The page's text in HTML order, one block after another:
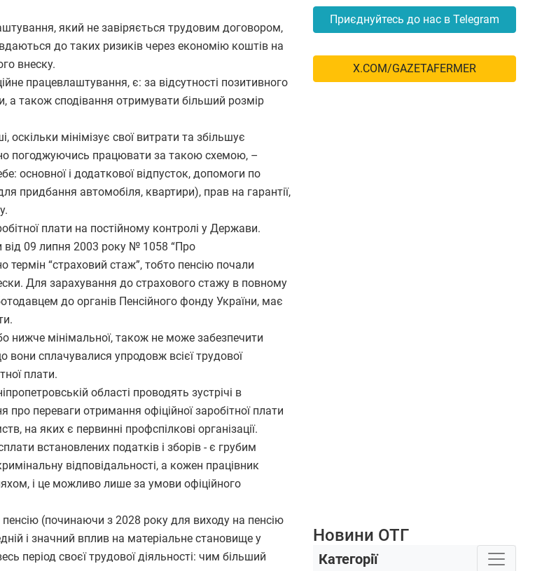
який не завіряється трудовим договором,
до таких ризиків через економію коштів на
внеску.
працевлаштування, є: за відсутності позитивного
а також сподівання отримувати більший розмір
мінімізує свої витрати та збільшує
погоджуючись працювати за такою схемою, –
основної і додаткової відпусток, допомоги по
придбання автомобіля, квартири), прав на гарантії,
плати на постійному контролі у Держави.
09 липня 2003 року № 1058 “Про
термін “страховий стаж”, тобто пенсію почали
Для зарахування до страхового стажу в повному
до органів Пенсійного фонду України, має
нижче мінімальної, також не може забезпечити
вони сплачувалися упродовж всієї трудової
плати.
області проводять зустрічі в
переваги отримання офіційної заробітної плати
на яких є первинні профспілкові організації.
встановлених податків i зборів - є грубим
відповідальності, а кожен працівник
і це можливо лише за умови офіційного
(починаючи з 2028 року для виходу на пенсію
і значний вплив на матеріальне становище у
період своєї трудової діяльності: чим більший
Приєднуйтесь до нас в Telegram
X.COM/GAZETAFERMER
Новини ОТГ
Категорії